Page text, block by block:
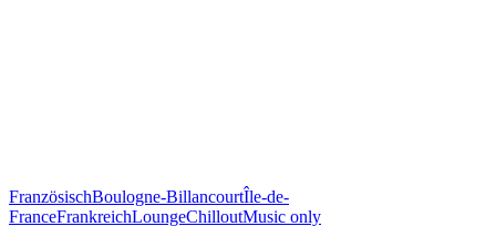
FranzösischBoulogne-BillancourtÎle-de-
FranceFrankreichLoungeChilloutMusic only